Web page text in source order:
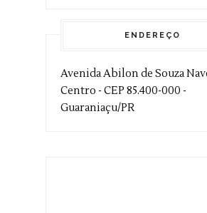
ENDEREÇO
Avenida Abilon de Souza
Centro - CEP 85.400-000 -
Guaraniaçu/PR